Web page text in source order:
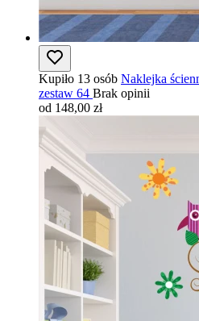
Kupiło 13 osób Naklejka
zestaw 64 Brak opinii
od 148,00 zł